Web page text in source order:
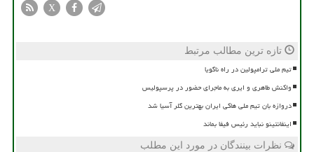
X
تازه ترین مطالب مرتبط
تیم ملی ترامپولین در راه ناگویا
واکنش طاهری و ایری به ماجرای حضور در پرسپولیس
دروازه بان تیم ملی هاکی ایران بهترین گلر آسیا شد
اینفانتینو نباید رئیس فیفا بماند
نظرات بینندگان در مورد این مطلب